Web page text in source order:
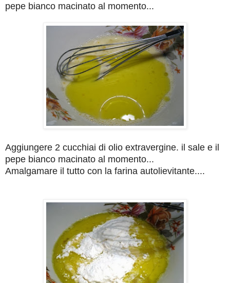
pepe bianco macinato al momento...
Aggiungere 2 cucchiai di olio extravergine. il sale e il
pepe bianco macinato al momento...
Amalgamare il tutto con la farina autolievitante....